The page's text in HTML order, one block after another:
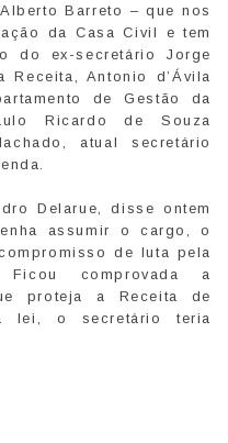
Barreto – que nos
da Casa Civil e tem
do ex-secretário Jorge
Antonio d’Ávila
de Gestão da
Ricardo de Souza
atual secretário
Delarue, disse ontem
assumir o cargo, o
de luta pela
comprovada a
proteja a Receita de
lei, o secretário teria